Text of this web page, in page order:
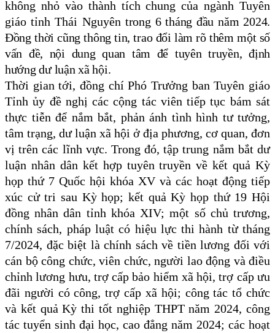
không nhỏ vào thành tích chung của ngành Tuyên
giáo tỉnh Thái Nguyên trong 6 tháng đầu năm 2024.
Đồng thời cũng thông tin, trao đổi làm rõ thêm một số
vấn đề, nội dung quan tâm để tuyên truyền, định
hướng dư luận xã hội.
Thời gian tới, đồng chí Phó Trưởng ban Tuyên giáo
Tỉnh ủy đề nghị các cộng tác viên tiếp tục bám sát
thực tiễn để nắm bắt, phản ánh tình hình tư tưởng,
tâm trạng, dư luận xã hội ở địa phương, cơ quan, đơn
vị trên các lĩnh vực. Trong đó, tập trung nắm bắt dư
luận nhân dân kết hợp tuyên truyền về kết quả Kỳ
họp thứ 7 Quốc hội khóa XV và các hoạt động tiếp
xúc cử tri sau Kỳ họp; kết quả Kỳ họp thứ 19 Hội
đồng nhân dân tỉnh khóa XIV; một số chủ trương,
chính sách, pháp luật có hiệu lực thi hành từ tháng
7/2024, đặc biệt là chính sách về tiền lương đối với
cán bộ công chức, viên chức, người lao động và điều
chỉnh lương hưu, trợ cấp bảo hiểm xã hội, trợ cấp ưu
đãi người có công, trợ cấp xã hội; công tác tổ chức
và kết quả Kỳ thi tốt nghiệp THPT năm 2024, công
tác tuyển sinh đại học, cao đẳng năm 2024; các hoạt